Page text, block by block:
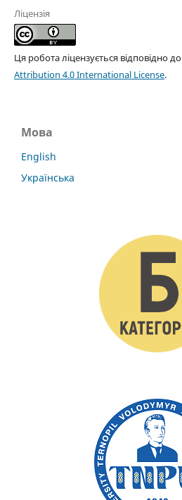
Ліцензія
Ця робота ліцензується відповідно до
Attribution 4.0 International License.
Мова
English
Українська